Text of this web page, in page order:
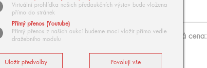
Virtuální prohlídka našich předaukčních výstav bude vložena
přímo do stránek
Přímý přenos (Youtube)
Přímý přenos z našich aukcí budeme moci vložit přímo vedle
dražebního modulu
Uhel na kartonu, 58 × 43,5 cm,
rámováno, pod sklem, datace 1878,
signováno vpravo dole JM, vzadu ověření
J. Baucha; skica pro lept.
dosažená cena: